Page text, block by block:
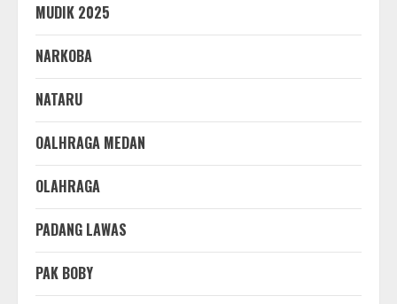
MUDIK 2025
NARKOBA
NATARU
OALHRAGA MEDAN
OLAHRAGA
PADANG LAWAS
PAK BOBY